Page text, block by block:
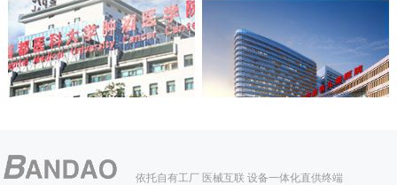
依托自有工厂 医械互联 设备一体化直供终端